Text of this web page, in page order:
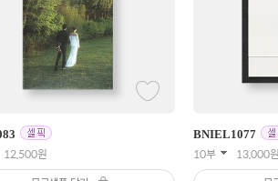
12,500원
BNIEL1077
10부 13,000원